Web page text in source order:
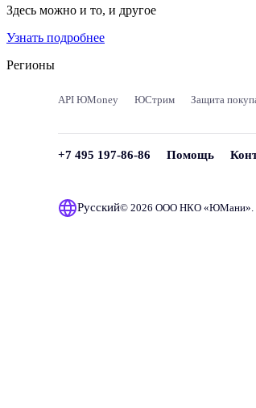
Здесь можно и то, и другое
Узнать подробнее
Регионы
API ЮMoney ЮСтрим Защита
+7 495 197-86-86 Помощь
Русский© 2026 ООО НКО «ЮМани».